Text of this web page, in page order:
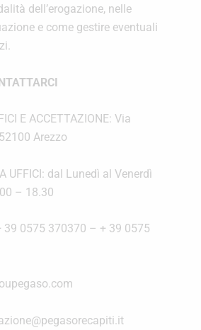
dell’erogazione, nelle
e come gestire eventuali
E ACCETTAZIONE: Via
Arezzo
UFFICI: dal Lunedì al Venerdì
– 18.30
39 0575 370370 – + 39 0575